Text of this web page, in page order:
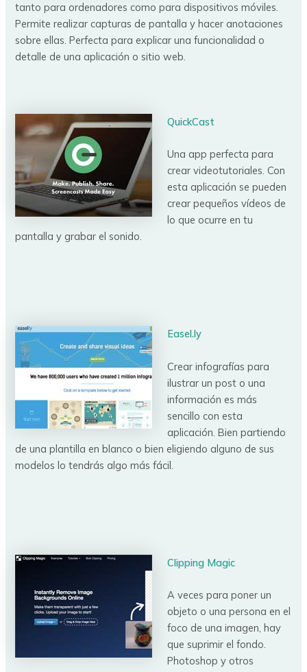
tanto para ordenadores como para dispositivos móviles.
Permite realizar capturas de pantalla y hacer anotaciones
sobre ellas. Perfecta para explicar una funcionalidad o
detalle de una aplicación o sitio web.
QuickCast
Una app perfecta para
crear videotutoriales. Con
esta aplicación se pueden
crear pequeños vídeos de
lo que ocurre en tu
pantalla y grabar el sonido.
Easel.ly
Crear infografías para
ilustrar un post o una
información es más
sencillo con esta
aplicación. Bien partiendo
de una plantilla en blanco o bien eligiendo alguno de sus
modelos lo tendrás algo más fácil.
Clipping Magic
A veces para poner un
objeto o una persona en el
foco de una imagen, hay
que suprimir el fondo.
Photoshop y otros